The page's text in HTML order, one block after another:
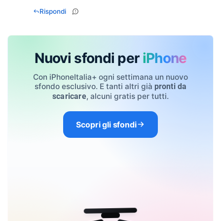
Rispondi
Nuovi sfondi per iPhone
Con iPhoneItalia+ ogni settimana un nuovo
sfondo esclusivo. E tanti altri già pronti da
scaricare, alcuni gratis per tutti.
Scopri gli sfondi